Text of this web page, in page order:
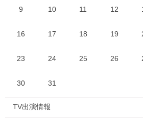
9 10 11 12
16 17 18 19
23 24 25 26
30 31
TV出演情報